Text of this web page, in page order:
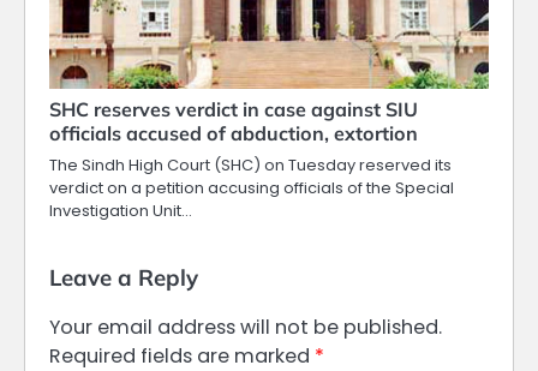
SHC reserves verdict in case against SIU
officials accused of abduction, extortion
The Sindh High Court (SHC) on Tuesday reserved its
verdict on a petition accusing officials of the Special
Investigation Unit…
Leave a Reply
Your email address will not be published.
Required fields are marked *